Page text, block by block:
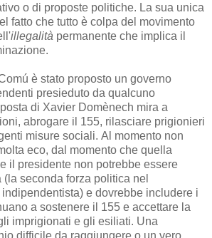
o di proposte politiche. La sua unica
fatto che tutto è colpa del movimento
illegalità permanente che implica il
è stato proposto un governo
presieduto da qualcuno
di Xavier Domènech mira a
abrogare il 155, rilasciare prigionieri
misure sociali. Al momento non
eco, dal momento che quella
il presidente non potrebbe essere
(la seconda forza politica nel
e dovrebbe includere i
a sostenere il 155 e accettare la
imprigionati e gli esiliati. Una
difficile da raggiungere o un vero